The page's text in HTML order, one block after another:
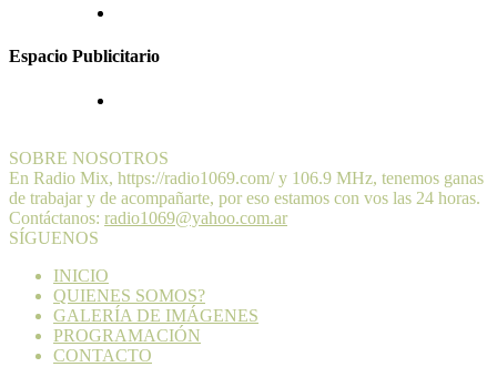
Espacio Publicitario
SOBRE NOSOTROS
En Radio Mix, https://radio1069.com/ y 106.9 MHz, tenemos ganas
de trabajar y de acompañarte, por eso estamos con vos las 24 horas.
Contáctanos: radio1069@yahoo.com.ar
SÍGUENOS
INICIO
QUIENES SOMOS?
GALERÍA DE IMÁGENES
PROGRAMACIÓN
CONTACTO